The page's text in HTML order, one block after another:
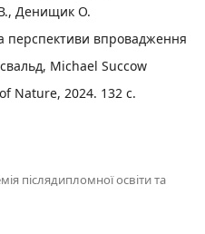
В., Денищик О.
перспективи впровадження
Michael Succow
Nature, 2024. 132 с.
післядипломної освіти та